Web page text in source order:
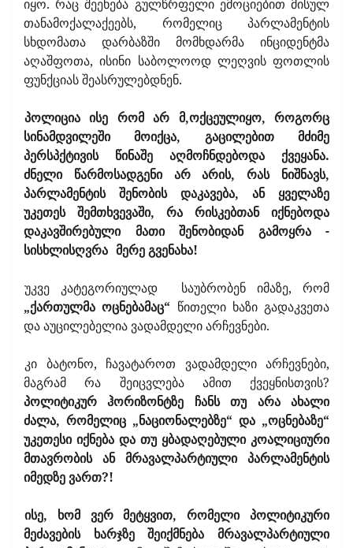
იყო. რაც შეეხება გულწრფელი ემოციებით მისულ
თანამოქალაქეებს, რომელიც პარლამენტის
სხდომათა დარბაზში მომხდარმა ინციდენტმა
აღაშფოთა, ისინი საბოლოოდ ლეღვის ფოთლის
ფუნქციას შეასრულებდნენ.
პოლიცია ისე რომ არ მ,ოქცეულიყო, როგორც
სინამდვილეში მოიქცა, გაცილებით მძიმე
პერსპქტივის წინაშე აღმოჩნდებოდა ქვეყანა.
ძნელი წარმოსადგენი არ არის, რას ნიშნავს,
პარლამენტის შენობის დაკავება, ან ყველაზე
უკეთეს შემთხვევაში, რა რისკებთან იქნებოდა
დაკავშირებული მათი შენობიდან გამოყრა -
სისხლისღვრა მერე გვენახა!
უკვე კატეგორიულად
საუბრობენ იმაზე, რომ
„ქართულმა ოცნებამაც“ წითელი ხაზი გადაკვეთა
და აუცილებელია ვადამდელი არჩევნები.
კი ბატონო, ჩავატაროთ ვადამდელი არჩევნები,
მაგრამ რა შეიცვლება ამით ქვეყნისთვის?
პოლიტიკურ ჰორიზონტზე ჩანს თუ არა ახალი
ძალა, რომელიც „ნაციონალებზე“ და „ოცნებაზე“
უკეთესი იქნება და თუ ყბადაღებული კოალიციური
მთავრობის ან მრავალპარტიული პარლამენტის
იმედზე ვართ?!
ისე, ხომ ვერ მეტყვით, რომელი პოლიტიკური
მეძავების ხარჯზე შეიქმნება მრავალპარტიული